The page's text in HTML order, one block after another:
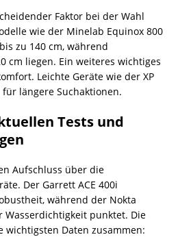
Faktor bei der Wahl
wie der Minelab Equinox 800
zu 140 cm, während
cm liegen. Ein weiteres wichtiges
Leichte Geräte wie der XP
für längere Suchaktionen.
Tests und
Aufschluss über die
Der Garrett ACE 400i
während der Nokta
Wasserdichtigkeit punktet. Die
wichtigsten Daten zusammen: